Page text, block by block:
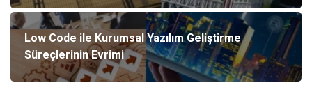
Low Code ile Kurumsal Yazılım Geliştirme
Süreçlerinin Evrimi